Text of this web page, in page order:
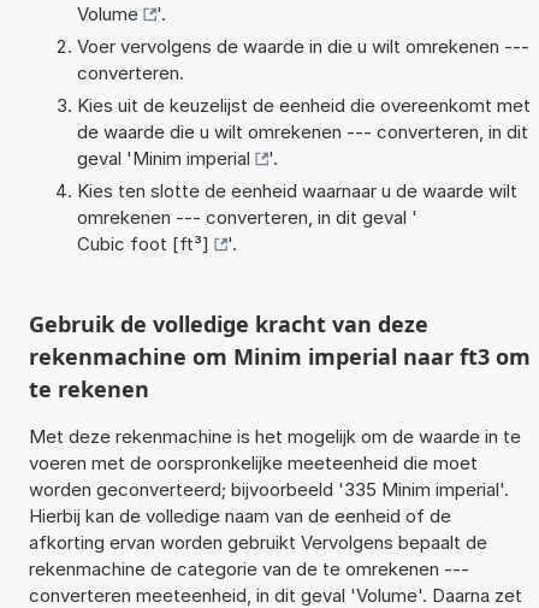
Volume
'.
Voer vervolgens de waarde in die u wilt omrekenen ---
converteren.
Kies uit de keuzelijst de eenheid die overeenkomt met
de waarde die u wilt omrekenen --- converteren, in dit
geval 'Minim imperial
'.
Kies ten slotte de eenheid waarnaar u de waarde wilt
omrekenen --- converteren, in dit geval '
Cubic foot [ft³]
'.
Gebruik de volledige kracht van deze
rekenmachine om Minim imperial naar ft3 om
te rekenen
Met deze rekenmachine is het mogelijk om de waarde in te
voeren met de oorspronkelijke meeteenheid die moet
worden geconverteerd; bijvoorbeeld '335 Minim imperial'.
Hierbij kan de volledige naam van de eenheid of de
afkorting ervan worden gebruikt Vervolgens bepaalt de
rekenmachine de categorie van de te omrekenen ---
converteren meeteenheid, in dit geval 'Volume'. Daarna zet